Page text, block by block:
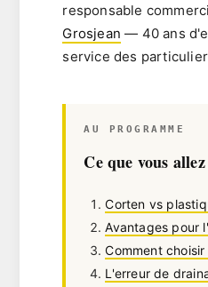
responsable
Grosjean — 40 ans
service des
AU PROGRAMME
Ce que vous
Corten vs
Avantages pour
Comment
L'erreur de